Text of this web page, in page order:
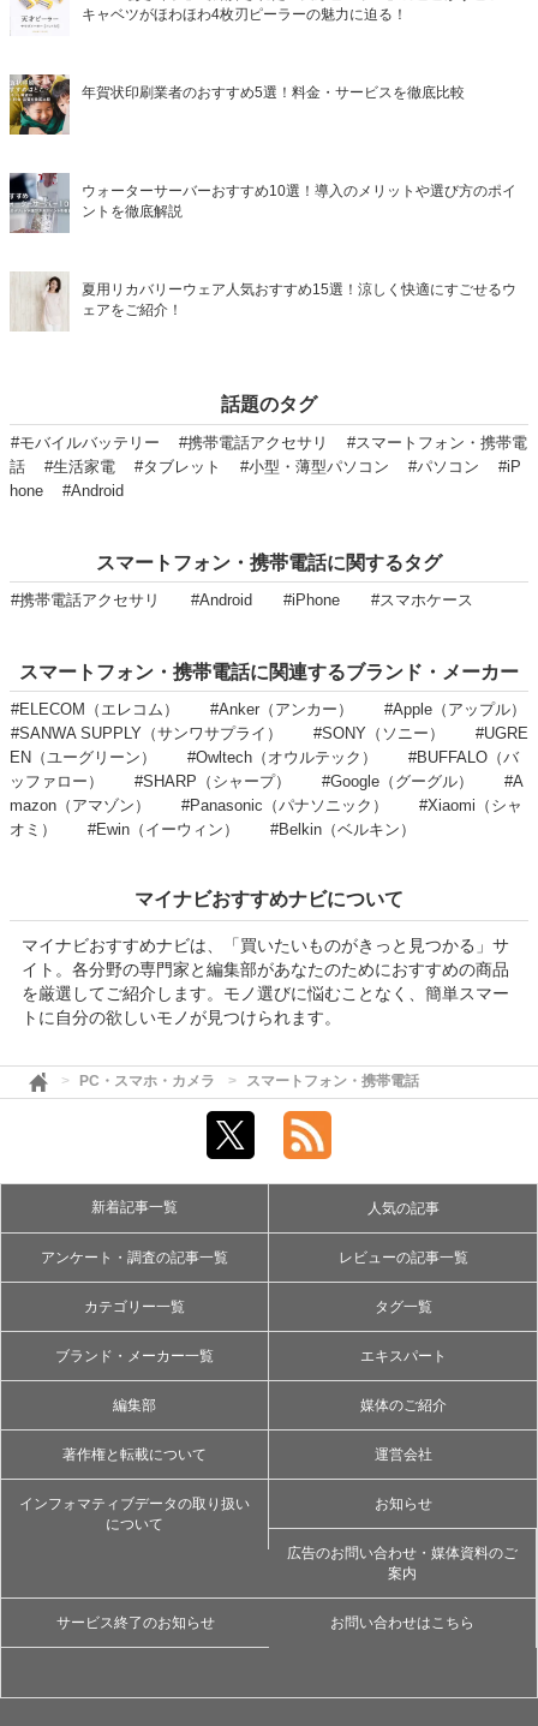
キャベツがほわほわ4枚刃ピーラーの魅力に迫る！
年賀状印刷業者のおすすめ5選！料金・サービスを徹底比較
ウォーターサーバーおすすめ10選！導入のメリットや選び方のポイ
ントを徹底解説
夏用リカバリーウェア人気おすすめ15選！涼しく快適にすごせるウ
ェアをご紹介！
話題のタグ
#モバイルバッテリー #携帯電話アクセサリ
#スマートフォン・携帯電
話
#生活家電 #タブレット #小型・薄型パソコン #パソコン
#iP
hone
#Android
スマートフォン・携帯電話に関するタグ
#携帯電話アクセサリ #Android #iPhone #スマホケース
スマートフォン・携帯電話に関連するブランド・メーカー
#ELECOM（エレコム） #Anker（アンカー）
#Apple（アップル）
#SANWA SUPPLY（サンワサプライ）
#SONY（ソニー）
#UGRE
EN（ユーグリーン）
#Owltech（オウルテック）
#BUFFALO（バ
ッファロー）
#SHARP（シャープ） #Google（グーグル）
#A
mazon（アマゾン）
#Panasonic（パナソニック）
#Xiaomi（シャ
オミ）
#Ewin（イーウィン） #Belkin（ベルキン）
マイナビおすすめナビについて
マイナビおすすめナビは、「買いたいものがきっと見つかる」サ
イト。各分野の専門家と編集部があなたのためにおすすめの商品
を厳選してご紹介します。モノ選びに悩むことなく、簡単スマー
トに自分の欲しいモノが見つけられます。
PC・スマホ・カメラ スマートフォン・携帯電話
新着記事一覧 人気の記事
アンケート・調査の記事一覧 レビューの記事一覧
カテゴリー一覧 タグ一覧
ブランド・メーカー一覧 エキスパート
編集部 媒体のご紹介
著作権と転載について 運営会社
インフォマティブデータの取り扱い
について
お知らせ
広告のお問い合わせ・媒体資料のご
案内
サービス終了のお知らせ お問い合わせはこちら